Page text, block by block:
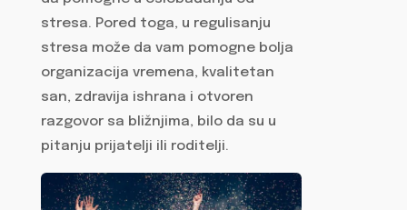
stresa. Pored toga, u regulisanju
stresa može da vam pomogne bolja
organizacija vremena, kvalitetan
san, zdravija ishrana i otvoren
razgovor sa bližnjima, bilo da su u
pitanju prijatelji ili roditelji.